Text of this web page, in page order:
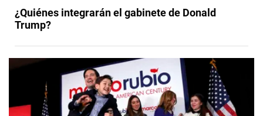
¿Quiénes integrarán el gabinete de Donald
Trump?